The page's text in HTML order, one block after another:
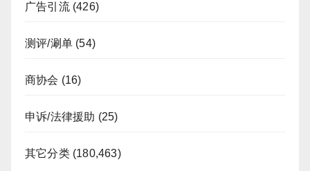
广告引流(426)
测评/涮单 (54)
商协会 (16)
申诉/法律援助 (25)
其它分类(180,463)